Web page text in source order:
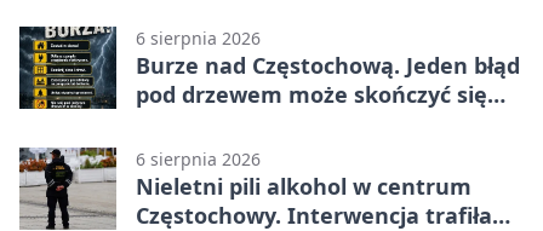
6 sierpnia 2026
Burze nad Częstochową. Jeden błąd
pod drzewem może skończyć się
6 sierpnia 2026
Nieletni pili alkohol w centrum
Częstochowy. Interwencja trafiła